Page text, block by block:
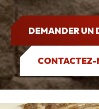
DEMANDER UN
CONTACTEZ-